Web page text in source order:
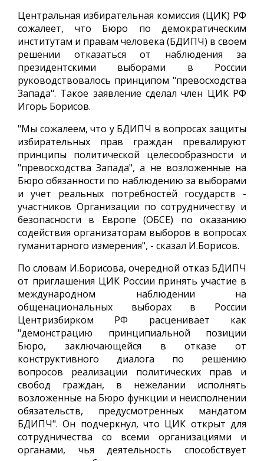
Центральная избирательная комиссия (ЦИК) РФ
сожалеет, что Бюро по демократическим
институтам и правам человека (БДИПЧ) в своем
решении отказаться от наблюдения за
президентскими выборами в России
руководствовалось принципом "превосходства
Запада". Такое заявление сделал член ЦИК РФ
Игорь Борисов.
"Мы сожалеем, что у БДИПЧ в вопросах защиты
избирательных прав граждан превалируют
принципы политической целесообразности и
"превосходства Запада", а не возложенные на
Бюро обязанности по наблюдению за выборами
и учет реальных потребностей государств -
участников Организации по сотрудничеству и
безопасности в Европе (ОБСЕ) по оказанию
содействия организаторам выборов в вопросах
гуманитарного измерения", - сказал И.Борисов.
По словам И.Борисова, очередной отказ БДИПЧ
от приглашения ЦИК России принять участие в
международном наблюдении на
общенациональных выборах в России
Центризбирком РФ расценивает как
"демонстрацию принципиальной позиции
Бюро, заключающейся в отказе от
конструктивного диалога по решению
вопросов реализации политических прав и
свобод граждан, в нежелании исполнять
возложенные на Бюро функции и неисполнении
обязательств, предусмотренных мандатом
БДИПЧ". Он подчеркнул, что ЦИК открыт для
сотрудничества со всеми организациями и
органами, чья деятельность способствует